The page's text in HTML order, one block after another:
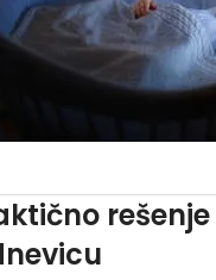
rešenje